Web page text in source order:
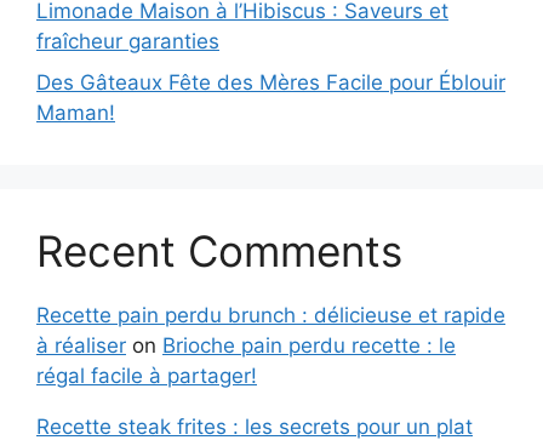
Limonade Maison à l’Hibiscus : Saveurs et
fraîcheur garanties
Des Gâteaux Fête des Mères Facile pour Éblouir
Maman!
Recent Comments
Recette pain perdu brunch : délicieuse et rapide
à réaliser on Brioche pain perdu recette : le
régal facile à partager!
Recette steak frites : les secrets pour un plat